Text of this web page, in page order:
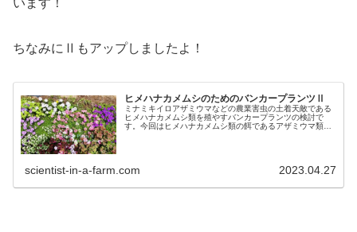
ちなみにⅡもアップしましたよ！
ヒメハナカメムシのためのバンカープランツⅡ
ミナミキイロアザミウマなどの農業害虫の土着天敵である
ヒメハナカメムシ類を殖やすバンカープランツの検討で
す。今回はヒメハナカメムシ類の餌であるアザミウマ類、
scientist-in-a-farm.com 2023.04.27